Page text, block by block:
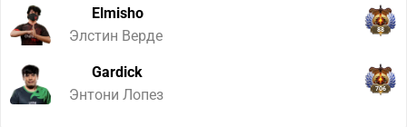
Elmisho
Элстин Верде
88
Gardick
Энтони Лопез
706